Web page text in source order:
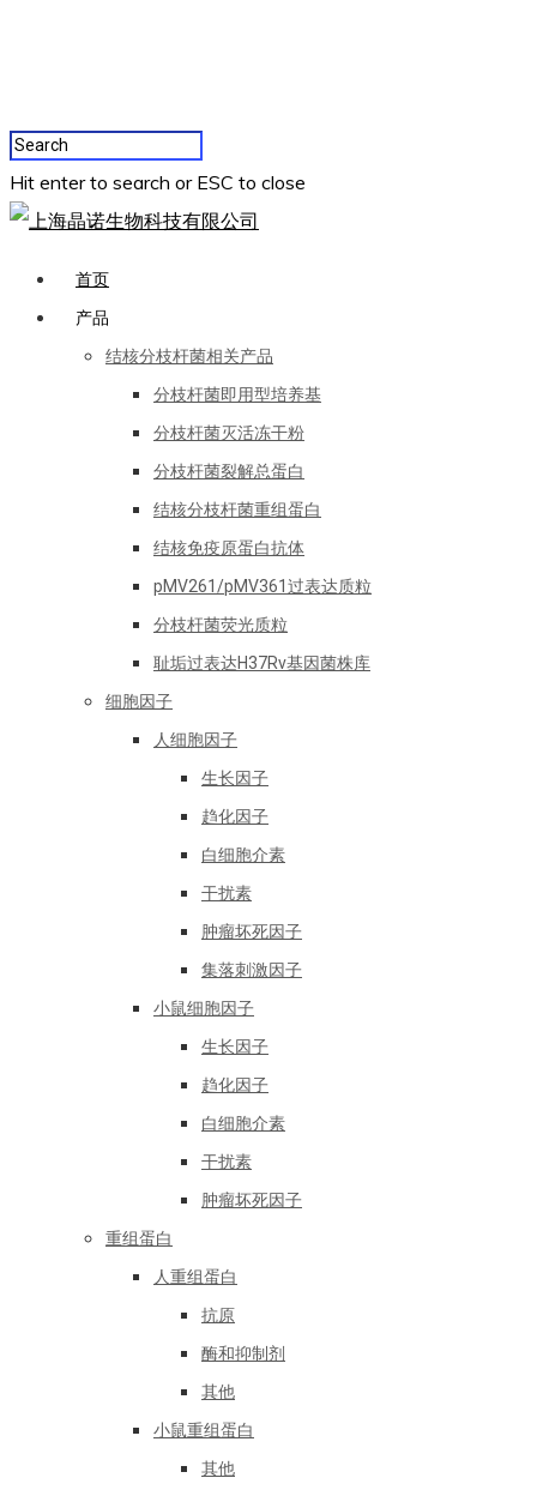
Hit enter to search or ESC to close
首页
产品
结核分枝杆菌相关产品
分枝杆菌即用型培养基
分枝杆菌灭活冻干粉
分枝杆菌裂解总蛋白
结核分枝杆菌重组蛋白
结核免疫原蛋白抗体
pMV261/pMV361过表达质粒
分枝杆菌荧光质粒
耻垢过表达H37Rv基因菌株库
细胞因子
人细胞因子
生长因子
趋化因子
白细胞介素
干扰素
肿瘤坏死因子
集落刺激因子
小鼠细胞因子
生长因子
趋化因子
白细胞介素
干扰素
肿瘤坏死因子
重组蛋白
人重组蛋白
抗原
酶和抑制剂
其他
小鼠重组蛋白
其他